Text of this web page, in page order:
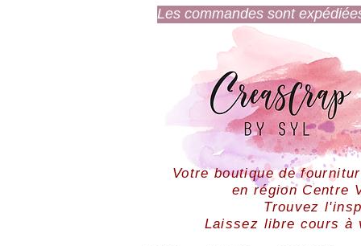
Les commandes sont
Votre boutique de
en région Centre
Trouvez
Laissez libre cours à